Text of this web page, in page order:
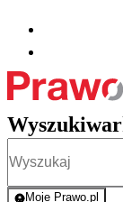
Moje Prawo.pl